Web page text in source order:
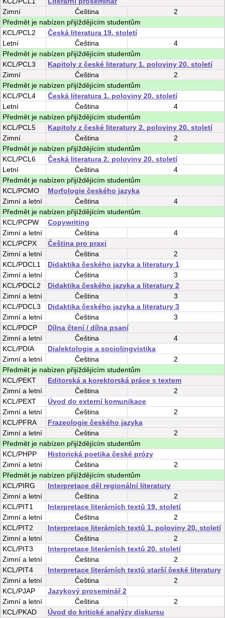
Zimní
Čeština
2
Předmět je nabízen přijíždějícím studentům
KCL/PCL2
Česká literatura 19. století
Letní
Čeština
4
Předmět je nabízen přijíždějícím studentům
KCL/PCL3
Kapitoly z české literatury 1. poloviny 20. století
Zimní
Čeština
2
Předmět je nabízen přijíždějícím studentům
KCL/PCL4
Česká literatura 1. poloviny 20. století
Letní
Čeština
4
Předmět je nabízen přijíždějícím studentům
KCL/PCL5
Kapitoly z české literatury 2. poloviny 20. století
Zimní
Čeština
2
Předmět je nabízen přijíždějícím studentům
KCL/PCL6
Česká literatura 2. poloviny 20. století
Letní
Čeština
4
Předmět je nabízen přijíždějícím studentům
KCL/PCMO
Morfologie českého jazyka
Zimní a letní Čeština
4
Předmět je nabízen přijíždějícím studentům
KCL/PCPW
Copywriting
Zimní a letní Čeština
4
KCL/PCPX
Čeština pro praxi
Zimní a letní Čeština
2
KCL/PDCL1
Didaktika českého jazyka a literatury 1
Zimní a letní Čeština
3
KCL/PDCL2
Didaktika českého jazyka a literatury 2
Zimní a letní Čeština
3
KCL/PDCL3
Didaktika českého jazyka a literatury 3
Zimní a letní Čeština
3
KCL/PDCP
Dílna čtení / dílna psaní
Zimní a letní Čeština
4
KCL/PDIA
Dialektologie a sociolingvistika
Zimní a letní Čeština
2
Předmět je nabízen přijíždějícím studentům
KCL/PEKT
Editorská a korektorská práce s textem
Zimní a letní Čeština
2
KCL/PEXT
Úvod do externí komunikace
Zimní a letní Čeština
2
KCL/PFRA
Frazeologie českého jazyka
Zimní a letní Čeština
2
Předmět je nabízen přijíždějícím studentům
KCL/PHPP
Historická poetika české prózy
Zimní a letní Čeština
2
Předmět je nabízen přijíždějícím studentům
KCL/PIRG
Interpretace děl regionální literatury
Zimní a letní Čeština
2
KCL/PIT1
Interpretace literárních textů 19. století
Zimní a letní Čeština
2
KCL/PIT2
Interpretace literárních textů 1. poloviny 20. století
Zimní a letní Čeština
2
KCL/PIT3
Interpretace literárních textů 20. století
Zimní a letní Čeština
2
KCL/PIT4
Interpretace literárních textů starší české literatury
Zimní a letní Čeština
2
KCL/PJAP
Jazykový proseminář 2
Zimní a letní Čeština
2
KCL/PKAD
Úvod do kritické analýzy diskursu